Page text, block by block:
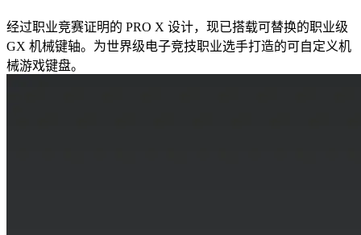
经过职业竞赛证明的 PRO X 设计，现已搭载可替换的职业级
GX 机械键轴。为世界级电子竞技职业选手打造的可自定义机
械游戏键盘。